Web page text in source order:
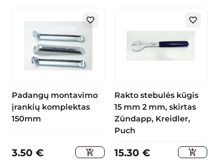
Padangų montavimo
įrankių komplektas
150mm
3.50 €
Rakto stebulės kūgis
15 mm 2 mm, skirtas
Zündapp, Kreidler,
Puch
15.30 €